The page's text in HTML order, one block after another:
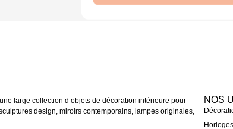
large collection d’objets de décoration intérieure pour
design, miroirs contemporains, lampes originales,
NOS
Horloges